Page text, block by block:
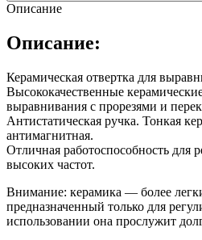
Описание
Описание:
Керамическая отвертка для
Высококачественные
выравнивания с прорезями и
Антистатическая ручка. Тонкая
антимагнитная.
Отличная работоспособность для
высоких частот.
Внимание: керамика — более
предназначенный только для
использовании она прослужит